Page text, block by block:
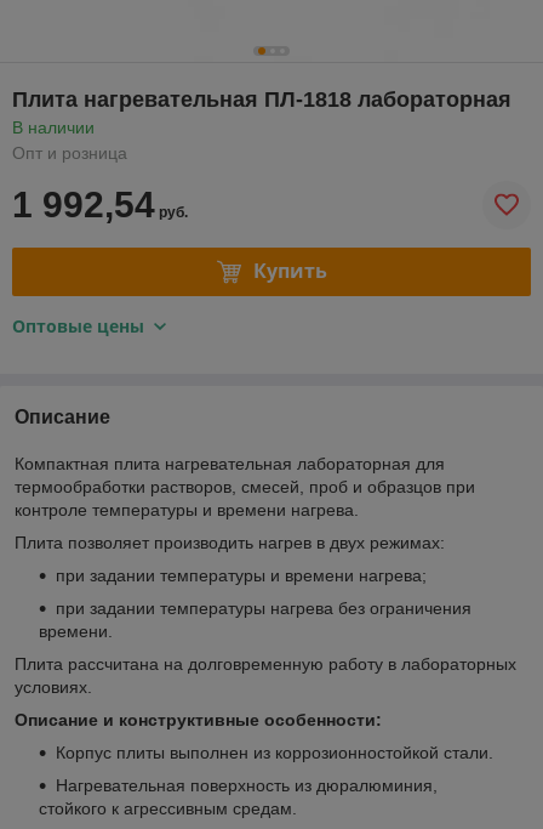
Плита нагревательная ПЛ-1818 лабораторная
В наличии
Опт и розница
1 992,54 руб.
Купить
Оптовые цены
Описание
Компактная плита нагревательная лабораторная для
термообработки растворов, смесей, проб и образцов при
контроле температуры и времени нагрева.
Плита позволяет производить нагрев в двух режимах:
при задании температуры и времени нагрева;
при задании температуры нагрева без ограничения
времени.
Плита рассчитана на долговременную работу в лабораторных
условиях.
Описание и конструктивные особенности:
Корпус плиты выполнен из коррозионностойкой стали.
Нагревательная поверхность из дюралюминия,
стойкого к агрессивным средам.